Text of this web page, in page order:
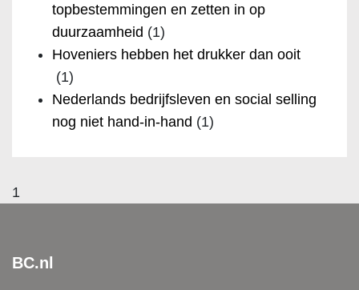
topbestemmingen en zetten in op
duurzaamheid (1)
Hoveniers hebben het drukker dan ooit
(1)
Nederlands bedrijfsleven en social selling
nog niet hand-in-hand (1)
1
BC.nl